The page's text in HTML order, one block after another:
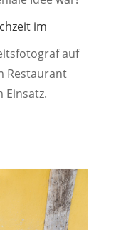
im
auf
Restaurant
Einsatz.